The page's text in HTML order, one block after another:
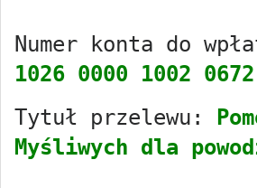
Numer konta do
1026 0000 1002
Tytuł przelewu:
Myśliwych dla